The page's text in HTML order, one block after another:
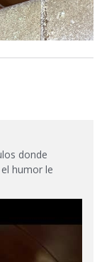
donde
humor le